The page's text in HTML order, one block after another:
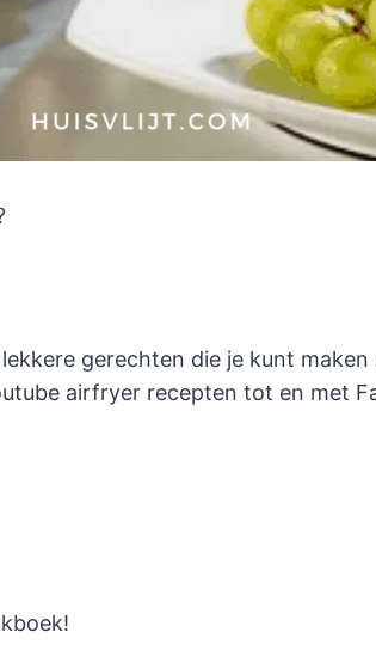
gerechten die je kunt
airfryer recepten tot en met